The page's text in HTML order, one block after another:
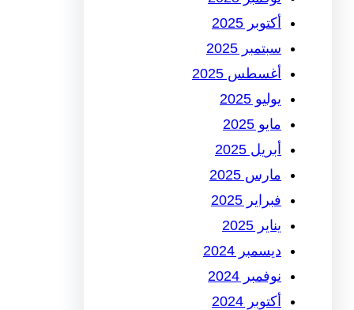
أكتوبر 2025
سبتمبر 2025
أغسطس 2025
يوليو 2025
مايو 2025
أبريل 2025
مارس 2025
فبراير 2025
يناير 2025
ديسمبر 2024
نوفمبر 2024
أكتوبر 2024